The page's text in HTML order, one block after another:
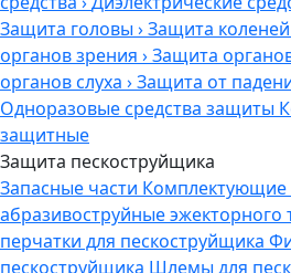
Защита головы ›Защита коленей
органов зрения ›Защита
органов слуха ›Защита от
Одноразовые средства защиты
защитные
Защита пескоструйщика
Запасные части Комплектующие
абразивоструйные эжекторного
перчатки для пескоструйщика
пескоструйщика Шлемы для